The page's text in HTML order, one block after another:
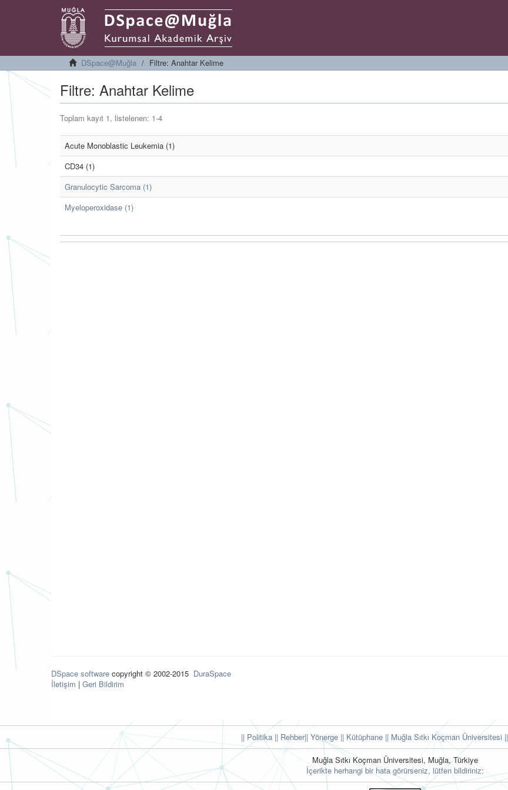
DSpace@Muğla Filtre: Anahtar Kelime
Filtre: Anahtar Kelime
Toplam kayıt 1, listelenen: 1-4
Acute Monoblastic Leukemia (1)
CD34 (1)
Granulocytic Sarcoma (1)
Myeloperoxidase (1)
DSpace software copyright © 2002-2015 DuraSpace
İletişim | Geri Bildirim
|| Politika || Rehber|| Yönerge || Kütüphane || Muğla Sıtkı Koçman Üniversitesi ||
Muğla Sıtkı Koçman Üniversitesi, Muğla, Türkiye
İçerikte herhangi bir hata görürseniz, lütfen bildiriniz: